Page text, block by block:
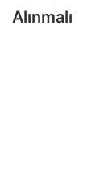
Alınmalı